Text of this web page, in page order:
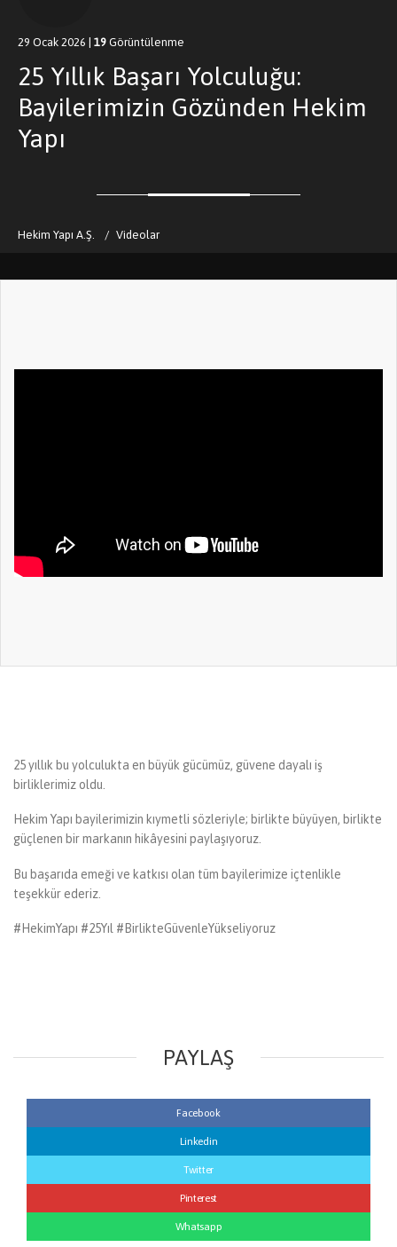
29 Ocak 2026 | 19 Görüntülenme
25 Yıllık Başarı Yolculuğu:
Bayilerimizin Gözünden Hekim
Yapı
Hekim Yapı A.Ş. Videolar
25 yıllık bu yolculukta en büyük gücümüz, güvene dayalı iş
birliklerimiz oldu.
Hekim Yapı bayilerimizin kıymetli sözleriyle; birlikte büyüyen, birlikte
güçlenen bir markanın hikâyesini paylaşıyoruz.
Bu başarıda emeği ve katkısı olan tüm bayilerimize içtenlikle
teşekkür ederiz.
#HekimYapı #25Yıl #BirlikteGüvenleYükseliyoruz
PAYLAŞ
Facebook
Linkedin
Twitter
Pinterest
Whatsapp